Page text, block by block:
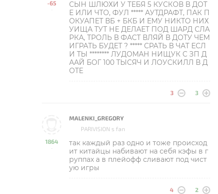
-65
-
СЫН ШЛЮХИ У ТЕБЯ 5 КУСКОВ В ДОТ
Е ИЛИ ЧТО, ФУЛ ***** АУТДРАФТ, ПАК П
ОКУАПЕТ ВБ + БКБ И ЕМУ НИКТО НИХ
УИЩА ТУТ НЕ ДЕЛАЕТ ПОД ШАРД СЛА
РКА, ТРОЛЬ В ФАСТ ВЛЯЙ В ДОТУ ЧЕМ
ИГРАТЬ БУДЕТ ? ***** СРАТЬ В ЧАТ ЕСЛ
И ТЫ ******** ЛУДОМАН НИЩУК С ЗП Д
ААЙ БОГ 100 ТЫСЯЧ И ЛОУСКИЛЛ В Д
ОТЕ
3 3
1864
-
MALENKI_GREGORY
PARIVISION s fan
так каждый раз одно и тоже происход
ит китайцы набивают на себя кэфы в г
руппах а в плейофф сливают под чист
ую игры
4 2